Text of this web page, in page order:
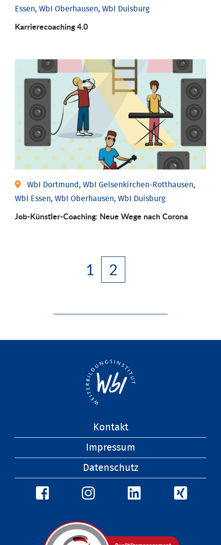
Essen, WbI Oberhausen, WbI Duisburg
Karriere­coaching 4.0
WbI Dortmund, WbI Gelsenkirchen-Rotthausen,
WbI Essen, WbI Oberhausen, WbI Duisburg
Job-Künstler-Coaching: Neue Wege nach Corona
1 2
Kontakt
Impressum
Datenschutz